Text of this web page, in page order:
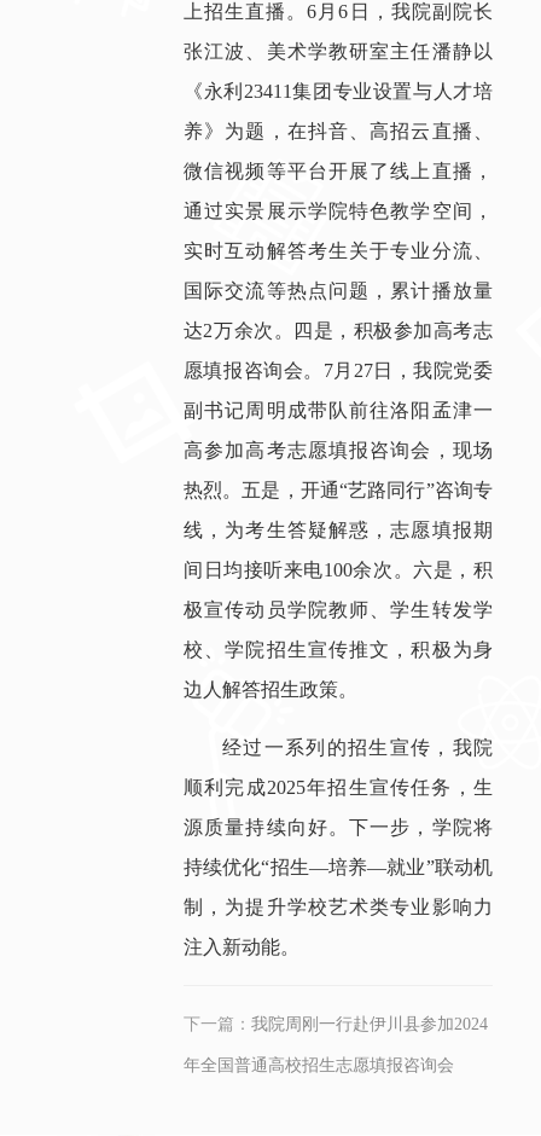
上招生直播。6月6日，我院副院长
张江波、美术学教研室主任潘静以
《永利23411集团专业设置与人才培
养》为题，在抖音、高招云直播、
微信视频等平台开展了线上直播，
通过实景展示学院特色教学空间，
实时互动解答考生关于专业分流、
国际交流等热点问题，累计播放量
达2万余次。四是，积极参加高考志
愿填报咨询会。7月27日，我院党委
副书记周明成带队前往洛阳孟津一
高参加高考志愿填报咨询会，现场
热烈。五是，开通“艺路同行”咨询专
线，为考生答疑解惑，志愿填报期
间日均接听来电100余次。六是，积
极宣传动员学院教师、学生转发学
校、学院招生宣传推文，积极为身
边人解答招生政策。
经过一系列的招生宣传，我院
顺利完成2025年招生宣传任务，生
源质量持续向好。下一步，学院将
持续优化“招生—培养—就业”联动机
制，为提升学校艺术类专业影响力
注入新动能。
下一篇： 我院周刚一行赴伊川县参加2024
年全国普通高校招生志愿填报咨询会